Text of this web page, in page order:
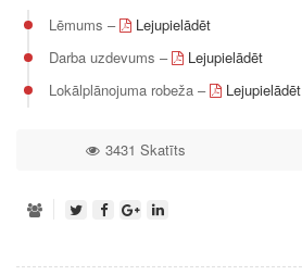
Lēmums –
Lejupielādēt
Darba uzdevums –
Lejupielādēt
Lokālplānojuma robeža –
Lejupielādēt
3431 Skatīts